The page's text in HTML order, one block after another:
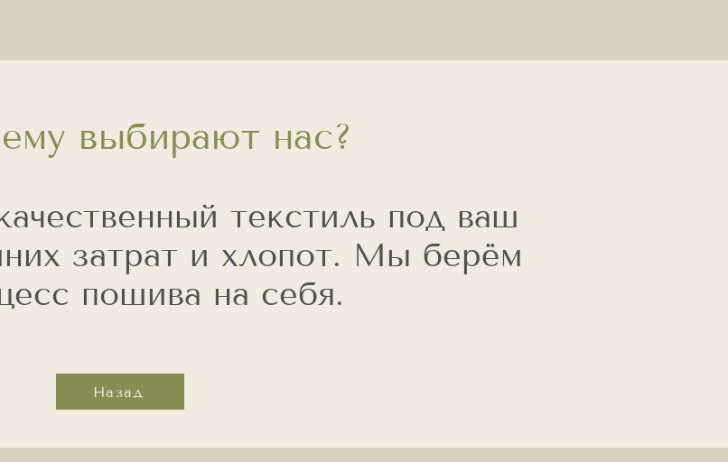
выбирают нас?
текстиль под ваш
затрат и хлопот. Мы берём
пошива на себя.
Назад